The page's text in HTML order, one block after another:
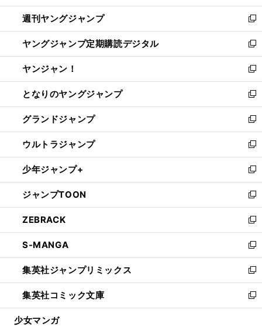
開
く
ウ
で
開
く
ン
ド
ウ
で
開
く
ウ
ィ
ン
ド
ウ
で
開
く
週刊ヤングジャンプ
新
し
い
ウ
ィ
ン
ド
ウ
で
開
く
ヤングジャンプ定期購読デジタル
新
し
い
ウ
ィ
ン
ド
ウ
で
開
く
ヤンジャン！
新
し
い
ウ
ィ
ン
ド
ウ
で
開
く
となりのヤングジャンプ
新
し
い
ウ
ィ
ン
ド
ウ
で
開
く
グランドジャンプ
新
し
い
ウ
ィ
ン
ド
ウ
で
開
く
ウルトラジャンプ
新
し
い
ウ
ィ
ン
ド
ウ
で
開
く
少年ジャンプ+
新
し
い
ウ
ィ
ン
ド
ウ
で
開
く
ジャンプTOON
新
し
い
ウ
ィ
ン
ド
ウ
で
開
ZEBRACK
新
し
い
ウ
ィ
ン
ド
ウ
S-MANGA
新
し
い
ウ
ィ
ン
集英社ジャンプリミックス
新
し
い
ウ
集英社コミック文庫
新
し
少女マンガ